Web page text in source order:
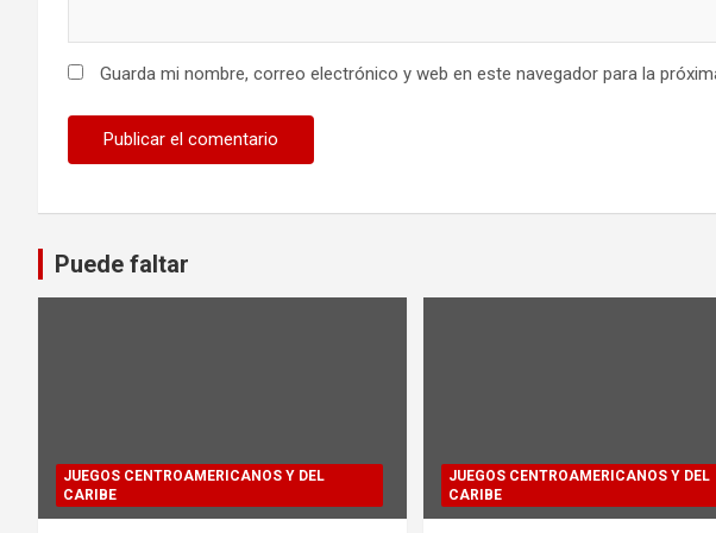
Guarda mi nombre, correo electrónico y web en este navegador para la
Puede faltar
JUEGOS CENTROAMERICANOS Y DEL
CARIBE
JUEGOS CENTROAMERICANOS Y DEL
CARIBE